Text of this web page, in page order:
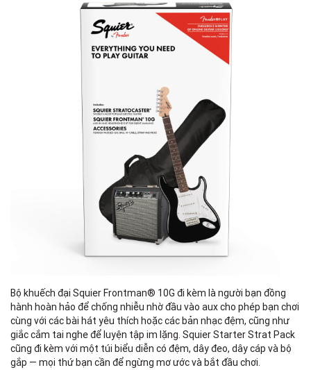
Bộ khuếch đại Squier Frontman® 10G đi kèm là người bạn đồng
hành hoàn hảo để chống nhiễu nhờ đầu vào aux cho phép bạn chơi
cùng với các bài hát yêu thích hoặc các bản nhạc đệm, cũng như
giắc cắm tai nghe để luyện tập im lặng. Squier Starter Strat Pack
cũng đi kèm với một túi biểu diễn có đệm, dây đeo, dây cáp và bộ
gắp — mọi thứ bạn cần để ngừng mơ ước và bắt đầu chơi.